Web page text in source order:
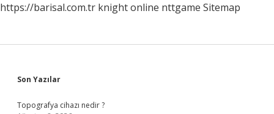
https://barisal.com.tr knight online nttgame Sitemap
Sidebar
Son Yazılar
Topografya cihazı nedir ?